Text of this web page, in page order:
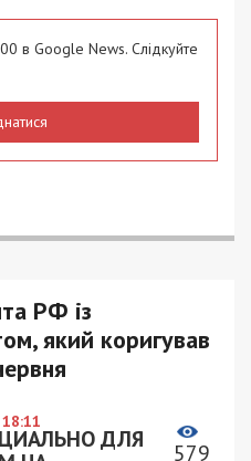
в Google News. Слідкуйте
РФ із
який коригував
ДЛЯ
579